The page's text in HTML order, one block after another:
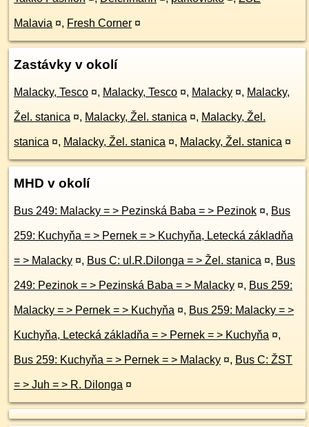
Malavia ¤, Fresh Corner ¤
Zastávky v okolí
Malacky, Tesco ¤, Malacky, Tesco ¤, Malacky ¤, Malacky,
Žel. stanica ¤, Malacky, Žel. stanica ¤, Malacky, Žel.
stanica ¤, Malacky, Žel. stanica ¤, Malacky, Žel. stanica ¤
MHD v okolí
Bus 249: Malacky = > Pezinská Baba = > Pezinok ¤, Bus
259: Kuchyňa = > Pernek = > Kuchyňa, Letecká základňa
= > Malacky ¤, Bus C: ul.R.Dilonga = > Žel. stanica ¤, Bus
249: Pezinok = > Pezinská Baba = > Malacky ¤, Bus 259:
Malacky = > Pernek = > Kuchyňa ¤, Bus 259: Malacky = >
Kuchyňa, Letecká základňa = > Pernek = > Kuchyňa ¤,
Bus 259: Kuchyňa = > Pernek = > Malacky ¤, Bus C: ŽST
= > Juh = > R. Dilonga ¤